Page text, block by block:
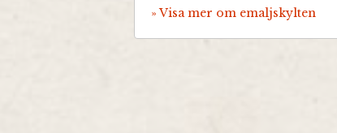
» Visa mer om emaljskylten